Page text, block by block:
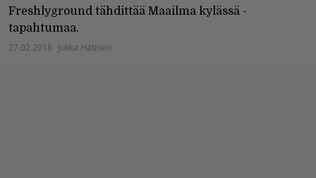
Freshlyground tähdittää Maailma kylässä -
tapahtumaa.
27.02.2018 Jukka Hätinen